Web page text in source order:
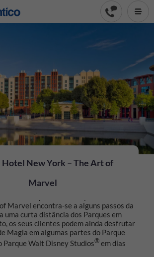
Hotel New York – The Art of
Marvel
arranha-céus, quartos
piscina, esperam por si neste Hotel de
nova-iorquino. O Disney’s Hotel New
Marvel encontra-se a alguns passos da
uma curta distância dos Parques em
os seus clientes podem ainda desfrutar
Magia em algumas partes do Parque
Parque Walt Disney Studios® em dias